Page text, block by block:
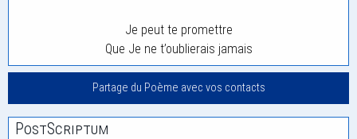
Je peut te promettre
Que Je ne t’oublierais jamais
Partage du Poème avec vos contacts
PostScriptum